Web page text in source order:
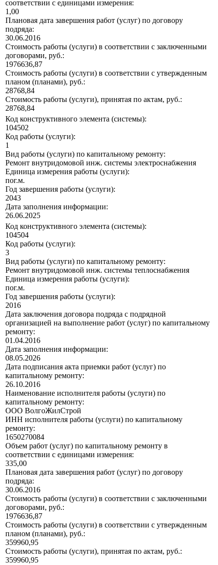
соответствии с единицами измерения:
1,00
Плановая дата завершения работ (услуг) по договору
подряда:
30.06.2016
Стоимость работы (услуги) в соответствии с заключенными
договорами, руб.:
1976636,87
Стоимость работы (услуги) в соответствии с утвержденным
планом (планами), руб.:
28768,84
Стоимость работы (услуги), принятая по актам, руб.:
28768,84
Код конструктивного элемента (системы):
104502
Код работы (услуги):
1
Вид работы (услуги) по капитальному ремонту:
Ремонт внутридомовой инж. системы электроснабжения
Единица измерения работы (услуги):
пог.м.
Год завершения работы (услуги):
2043
Дата заполнения информации:
26.06.2025
Код конструктивного элемента (системы):
104504
Код работы (услуги):
3
Вид работы (услуги) по капитальному ремонту:
Ремонт внутридомовой инж. системы теплоснабжения
Единица измерения работы (услуги):
пог.м.
Год завершения работы (услуги):
2016
Дата заключения договора подряда с подрядной
организацией на выполнение работ (услуг) по капитальному
ремонту:
01.04.2016
Дата заполнения информации:
08.05.2026
Дата подписания акта приемки работ (услуг) по
капитальному ремонту:
26.10.2016
Наименование исполнителя работы (услуги) по
капитальному ремонту:
ООО ВолгоЖилСтрой
ИНН исполнителя работы (услуги) по капитальному
ремонту:
1650270084
Объем работ (услуг) по капитальному ремонту в
соответствии с единицами измерения:
335,00
Плановая дата завершения работ (услуг) по договору
подряда:
30.06.2016
Стоимость работы (услуги) в соответствии с заключенными
договорами, руб.:
1976636,87
Стоимость работы (услуги) в соответствии с утвержденным
планом (планами), руб.:
359960,95
Стоимость работы (услуги), принятая по актам, руб.:
359960,95